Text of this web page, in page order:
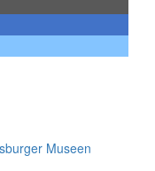
Museen